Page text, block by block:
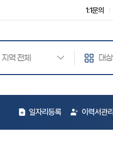
1:1문의
검색
일자리등록 이력서관리